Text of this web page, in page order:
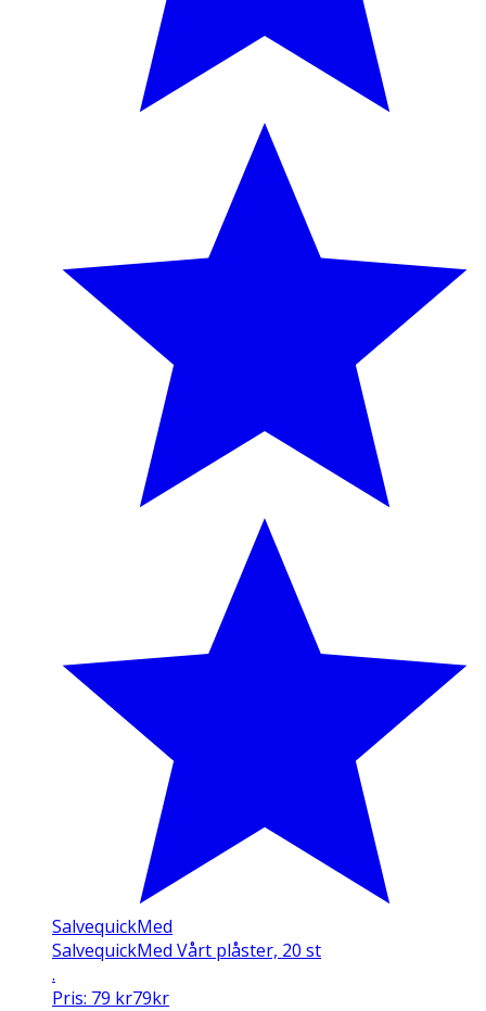
SalvequickMed
SalvequickMed Vårt plåster, 20 st
.
Pris: 79 kr79kr